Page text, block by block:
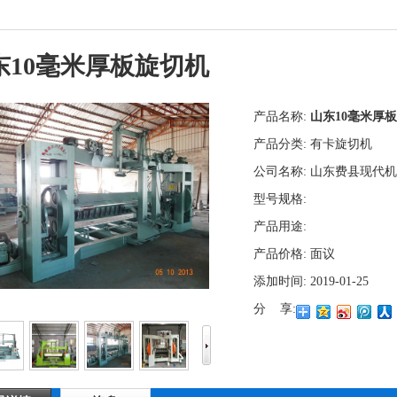
10毫米厚板旋切机
产品名称: 山东10毫米厚
产品分类: 有卡旋切机
公司名称: 山东费县现代
型号规格:
产品用途:
产品价格: 面议
添加时间: 2019-01-25
分 享: